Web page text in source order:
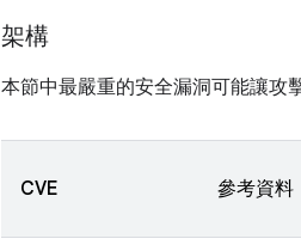
架構
本節中最嚴重的安全漏洞可能讓攻
CVE 參考資料